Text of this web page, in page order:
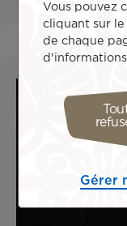
Vous pouvez
cliquant sur le
de chaque
Gérer